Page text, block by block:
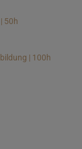
50h
| 100h